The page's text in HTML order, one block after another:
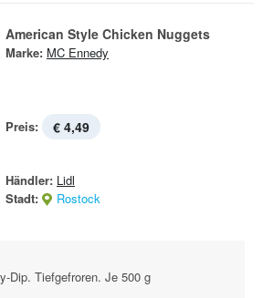
American Style Chicken Nuggets
Marke: MC Ennedy
Preis: € 4,49
Händler: Lidl
Stadt:
Rostock
Dip. Tiefgefroren. Je 500 g